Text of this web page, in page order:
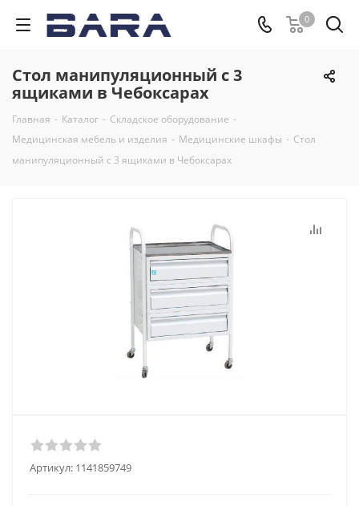
0
Стол манипуляционный c 3
ящиками в Чебоксарах
Главная - Каталог - Складское оборудование -
Медицинская мебель и изделия - Медицинские шкафы - Стол
манипуляционный c 3 ящиками в Чебоксарах
Артикул: 1141859749